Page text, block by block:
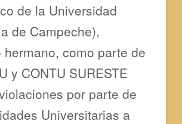
de la Universidad
de Campeche),
hermano, como parte de
y CONTU SURESTE
por parte de
Universitarias a